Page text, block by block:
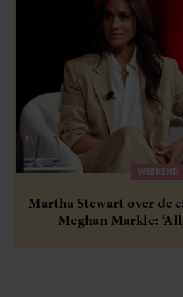
WEEKEND
Martha Stewart over de
Meghan Markle: